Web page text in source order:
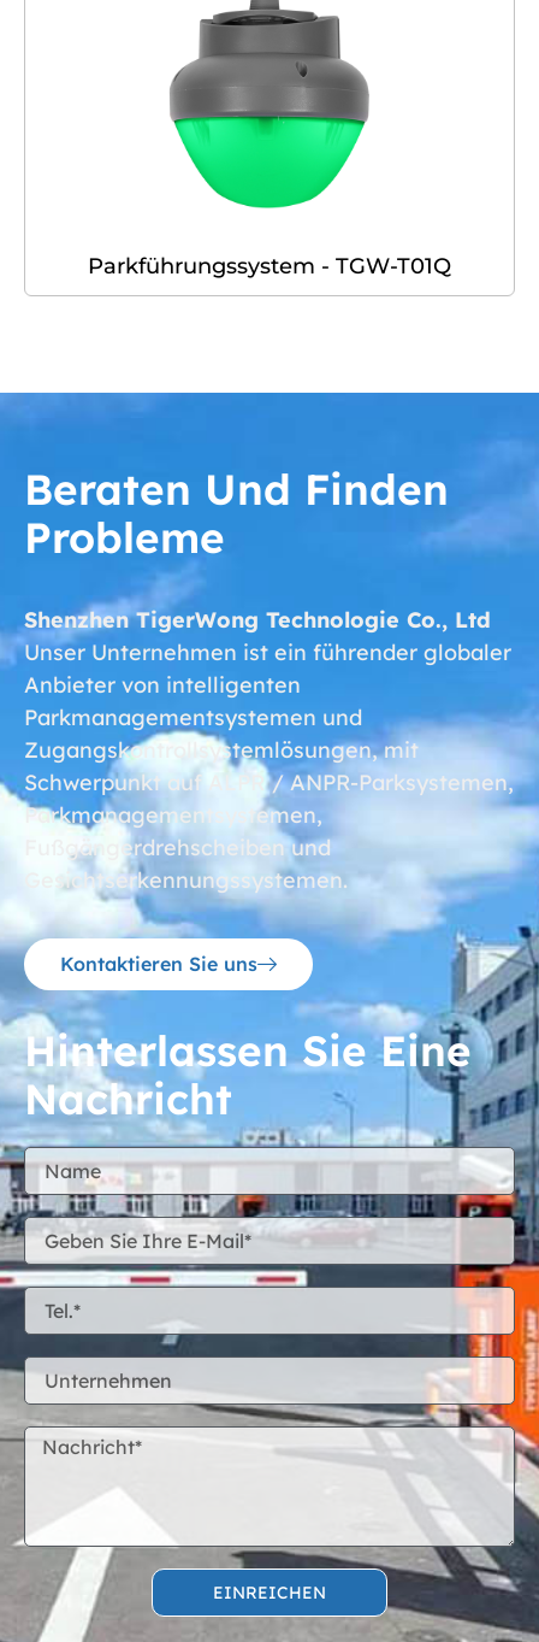
Parkführungssystem - TGW-T01Q
Beraten Und Finden
Probleme
Shenzhen TigerWong Technologie Co., Ltd
Unser Unternehmen ist ein führender globaler
Anbieter von intelligenten
Parkmanagementsystemen und
Zugangskontrollsystemlösungen, mit
Schwerpunkt auf ALPR / ANPR-Parksystemen,
Parkmanagementsystemen,
Fußgängerdrehscheiben und
Gesichtserkennungssystemen.
Kontaktieren Sie uns
Hinterlassen Sie Eine
Nachricht
EINREICHEN